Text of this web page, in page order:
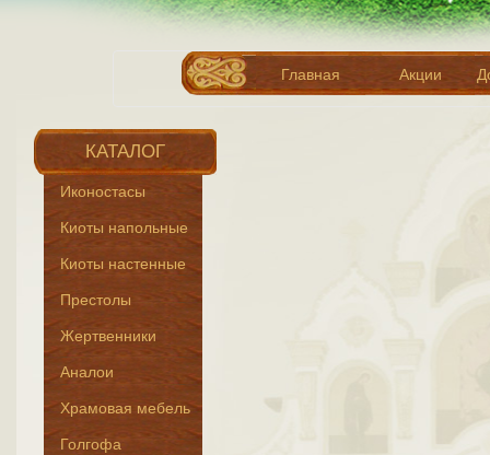
Главная Акции
КАТАЛОГ
Иконостасы
Киоты напольные
Киоты настенные
Престолы
Жертвенники
Аналои
Храмовая мебель
Голгофа